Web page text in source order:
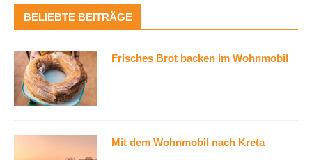
BELIEBTE BEITRÄGE
Frisches Brot backen im Wohnmobil
Mit dem Wohnmobil nach Kreta